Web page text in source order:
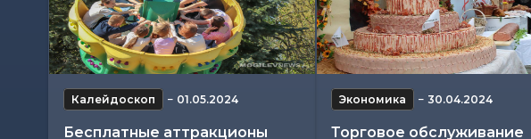
Калейдоскоп − 01.05.2024
Бесплатные аттракционы
Экономика − 30.04.2024
Торговое обслуживание